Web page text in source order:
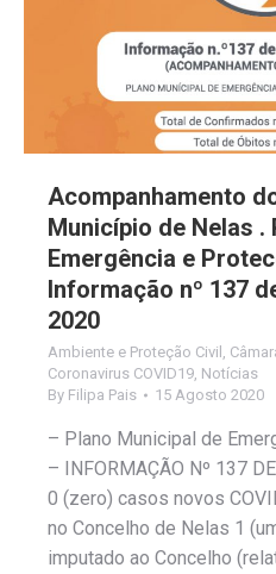
Acompanhamento
Município de Nelas .
Emergência e
Informação nº 137
2020
Ambiente e Proteção Civil
Coronavirus COVID19 Notícias
By Filipa Pais 15 Agosto 2020
– Plano Municipal de
– INFORMAÇÃO Nº 137
0 (zero) casos novos
no Concelho de Nelas 1
imputado ao Concelho